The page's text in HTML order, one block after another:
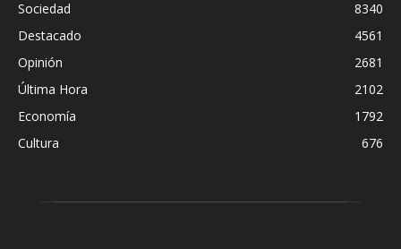
Sociedad
8340
Destacado
4561
Opinión
2681
Última Hora
2102
Economía
1792
Cultura
676